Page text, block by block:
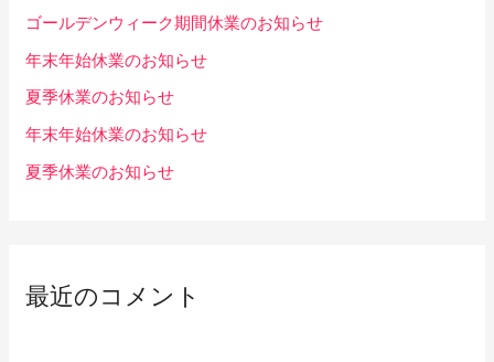
ゴールデンウィーク期間休業のお知らせ
年末年始休業のお知らせ
夏季休業のお知らせ
年末年始休業のお知らせ
夏季休業のお知らせ
最近のコメント